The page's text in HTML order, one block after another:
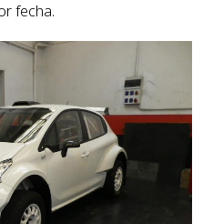
fecha.